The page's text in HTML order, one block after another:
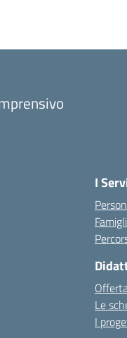
I
Le
I